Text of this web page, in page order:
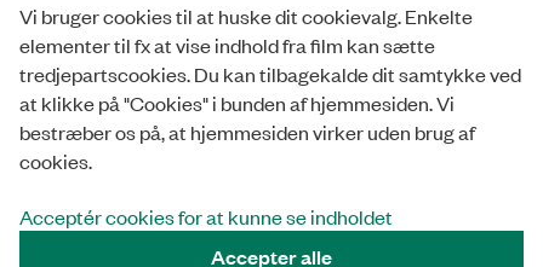
Privatlivspolitik
Whistleblowerordning
Tilgængelighedserklæring
Vi bruger cookies til at huske dit cookievalg. Enkelte
elementer til fx at vise indhold fra film kan sætte
tredjepartscookies. Du kan tilbagekalde dit samtykke ved
at klikke på "Cookies" i bunden af hjemmesiden. Vi
bestræber os på, at hjemmesiden virker uden brug af
cookies.
Acceptér cookies for at kunne se indholdet
Accepter alle